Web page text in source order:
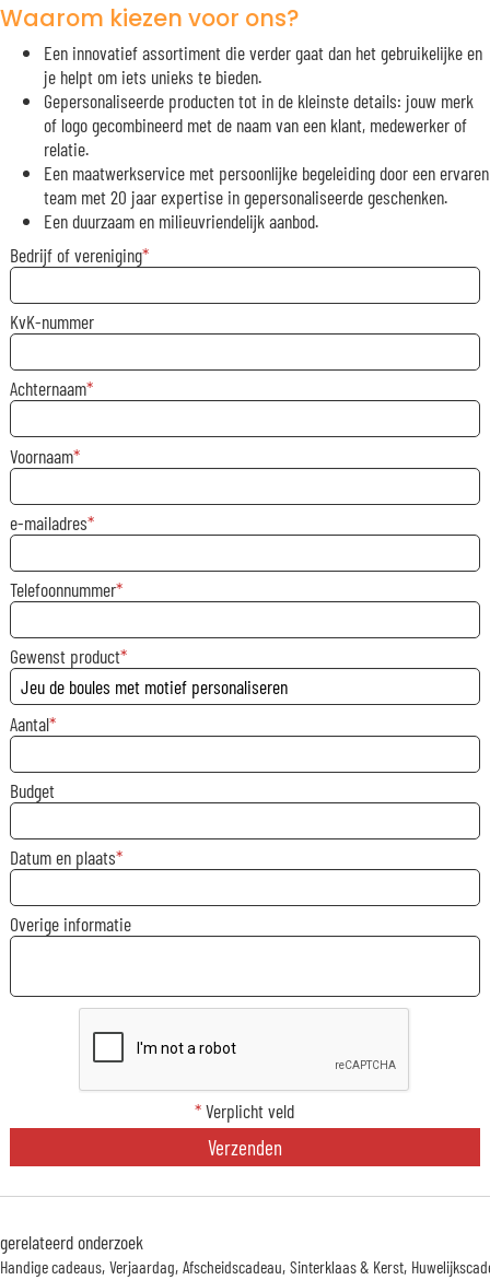
Waarom kiezen voor ons?
Een innovatief assortiment die verder gaat dan het gebruikelijke en
je helpt om iets unieks te bieden.
Gepersonaliseerde producten tot in de kleinste details: jouw merk
of logo gecombineerd met de naam van een klant, medewerker of
relatie.
Een maatwerkservice met persoonlijke begeleiding door een ervaren
team met 20 jaar expertise in gepersonaliseerde geschenken.
Een duurzaam en milieuvriendelijk aanbod.
Bedrijf of vereniging
KvK-nummer
Achternaam
Voornaam
e-mailadres
Telefoonnummer
Gewenst product
Aantal
Budget
Datum en plaats
Overige informatie
*Verplicht veld
Verzenden
gerelateerd onderzoek
Handige cadeaus Verjaardag Afscheidscadeau Sinterklaas & Kerst